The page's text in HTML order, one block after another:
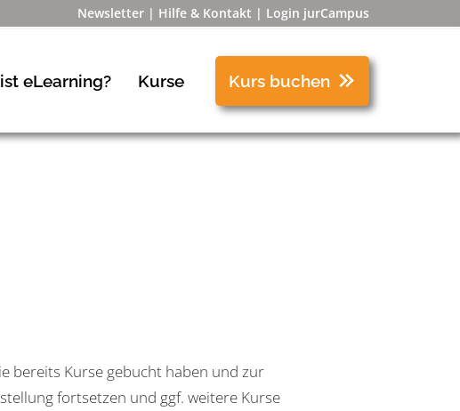
Newsletter Hilfe & Kontakt Login jurCampus
eLearning? Kurse Kurs buchen
bereits Kurse gebucht haben und zur
fortsetzen und ggf. weitere Kurse